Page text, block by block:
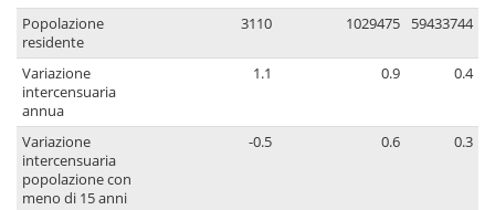
Popolazione
residente
3110 1029475 59433744
Variazione
intercensuaria
annua
1.1 0.9 0.4
Variazione
intercensuaria
popolazione con
meno di 15 anni
-0.5 0.6 0.3